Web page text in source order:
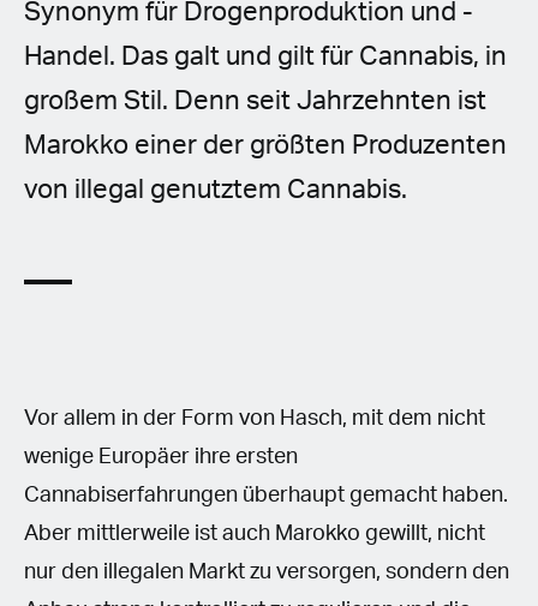
Polish
Synonym für Drogenproduktion und -
Handel. Das galt und gilt für Cannabis, in
großem Stil. Denn seit Jahrzehnten ist
Marokko einer der größten Produzenten
von illegal genutztem Cannabis.
Vor allem in der Form von Hasch, mit dem nicht
wenige Europäer ihre ersten
Cannabiserfahrungen überhaupt gemacht haben.
Aber mittlerweile ist auch Marokko gewillt, nicht
nur den illegalen Markt zu versorgen, sondern den